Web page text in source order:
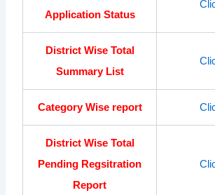
Application Status
District Wise Total
Summary List
Category Wise report
District Wise Total
Pending Regsitration
Report